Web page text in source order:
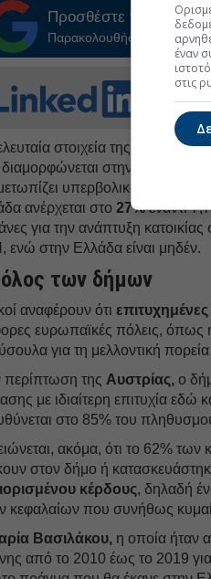
Προσθέστε το
Παρακολουθήστε τις
στοιχεία της Eurostat
στην Ελλάδα.
υπερβολικά μεγάλη
ανέρχεται στο27%έναντι
για την ανάπτυξη
στην Ελλάδα είναι μηδέν.
των δήμων
αναφέρουν ότιεπιτυχημένες
ευρωπαϊκές πόλεις, όπως
για τη μελλοντική
περίπτωση της Αυστρίας, ο
με ιδιαίτερη επιτυχία
στο 85% του
ακόμα, ότι το 62% των
στον δήμο ή
κέρδους, δηλαδή
κεφαλαίων που συνήθως
Βασιλάκου, η οποία ήταν
από το 2010 έως το 2019
έναν
στις